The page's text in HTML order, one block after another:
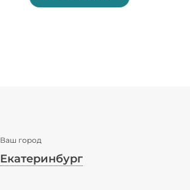
Ваш город
Екатеринбург